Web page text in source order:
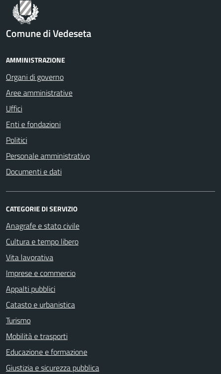
Comune di Vedeseta
AMMINISTRAZIONE
Organi di governo
Aree amministrative
Uffici
Enti e fondazioni
Politici
Personale amministrativo
Documenti e dati
CATEGORIE DI SERVIZIO
Anagrafe e stato civile
Cultura e tempo libero
Vita lavorativa
Imprese e commercio
Appalti pubblici
Catasto e urbanistica
Turismo
Mobilità e trasporti
Educazione e formazione
Giustizia e sicurezza pubblica